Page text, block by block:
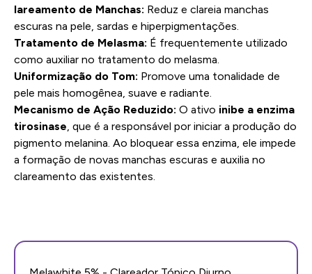
lareamento de Manchas: Reduz e clareia manchas
escuras na pele, sardas e hiperpigmentações.
Tratamento de Melasma: É frequentemente utilizado
como auxiliar no tratamento do melasma.
Uniformização do Tom: Promove uma tonalidade de
pele mais homogênea, suave e radiante.
Mecanismo de Ação Reduzido: O ativo inibe a enzima
tirosinase, que é a responsável por iniciar a produção do
pigmento melanina. Ao bloquear essa enzima, ele impede
a formação de novas manchas escuras e auxilia no
clareamento das existentes.